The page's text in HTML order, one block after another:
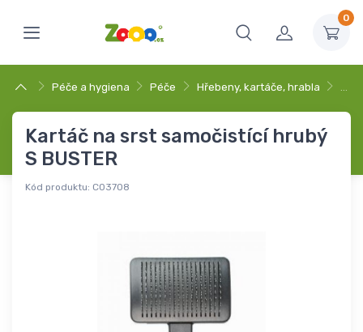
0
Péče a hygiena Péče Hřebeny, kartáče, hrabla …
Kartáč na srst samočistící hrubý
S BUSTER
Kód produktu: C03708